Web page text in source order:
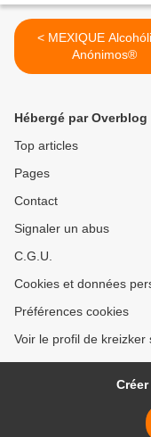
< MEXIQUE Alcohólicos
Anónimos®
Hébergé par Overblog
Top articles
Pages
Contact
Signaler un abus
C.G.U.
Cookies et données
Préférences cookies
Voir le profil de